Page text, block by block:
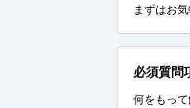
まずはお
必須質問
何をもっ